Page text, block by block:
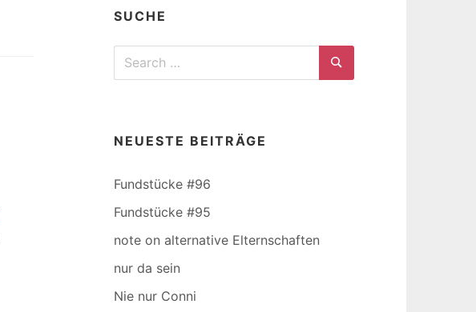
SUCHE
Search
Search
NEUESTE BEITRÄGE
Fundstücke #96
Fundstücke #95
note on alternative Elternschaften
nur da sein
Nie nur Conni